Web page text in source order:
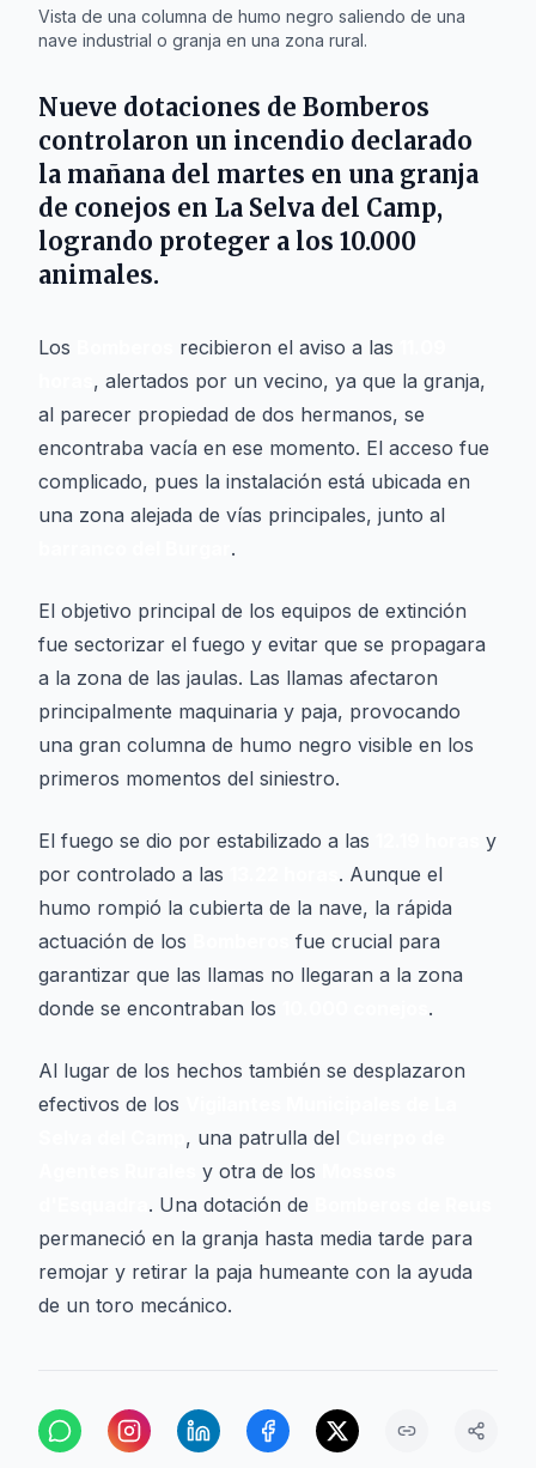
Vista de una columna de humo negro saliendo de una
nave industrial o granja en una zona rural.
Nueve dotaciones de Bomberos
controlaron un incendio declarado
la mañana del martes en una granja
de conejos en La Selva del Camp,
logrando proteger a los 10.000
animales.
Los recibieron el aviso a las
, alertados por un vecino, ya que la granja,
al parecer propiedad de dos hermanos, se
encontraba vacía en ese momento. El acceso fue
complicado, pues la instalación está ubicada en
una zona alejada de vías principales, junto al
.
El objetivo principal de los equipos de extinción
fue sectorizar el fuego y evitar que se propagara
a la zona de las jaulas. Las llamas afectaron
principalmente maquinaria y paja, provocando
una gran columna de humo negro visible en los
primeros momentos del siniestro.
El fuego se dio por estabilizado a las
y
por controlado a las
. Aunque el
humo rompió la cubierta de la nave, la rápida
actuación de los
fue crucial para
garantizar que las llamas no llegaran a la zona
donde se encontraban los
.
Al lugar de los hechos también se desplazaron
efectivos de los
, una patrulla del
y otra de los
. Una dotación de
permaneció en la granja hasta media tarde para
remojar y retirar la paja humeante con la ayuda
de un toro mecánico.